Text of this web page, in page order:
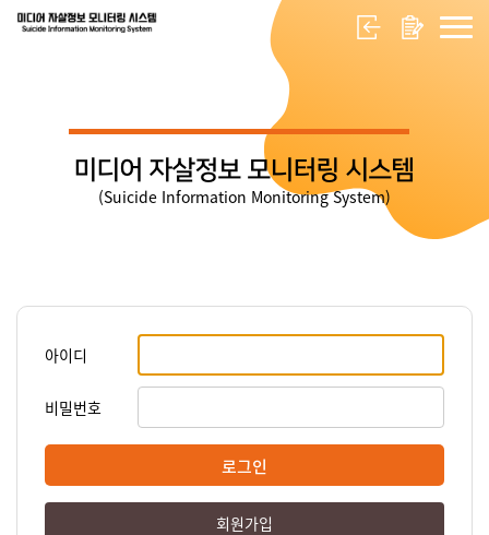
미디어 자살정보 모니터링 시스템
(Suicide Information Monitoring System)
아이디
비밀번호
로그인
회원가입